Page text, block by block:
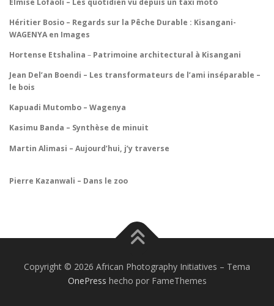
Héritier Bosio – Regards sur la Pêche Durable : Kisangani-
WAGENYA en Images
Hortense Etshalina – Patrimoine architectural à Kisangani
Jean Del’an Boendi – Les transformateurs de l’ami inséparable –
le bois
Kapuadi Mutombo – Wagenya
Kasimu Banda – Synthèse de minuit
Martin Alimasi – Aujourd’hui, j’y traverse
Pierre Kazanwali – Dans le zoo
Copyright © 2026 African Photography Initiatives – Tema
OnePress hecho por FameThemes